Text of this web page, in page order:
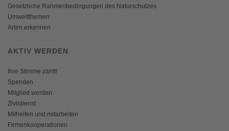
Gesetzliche Rahmenbedingungen des Naturschutzes
Umweltthemen
Arten erkennen
AKTIV WERDEN
Ihre Stimme zählt!
Spenden
Mitglied werden
Zivildienst
Mithelfen und mitarbeiten
Firmenkooperationen